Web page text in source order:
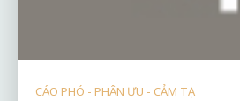
CÁO PHÓ - PHÂN ƯU - CẢM TẠ